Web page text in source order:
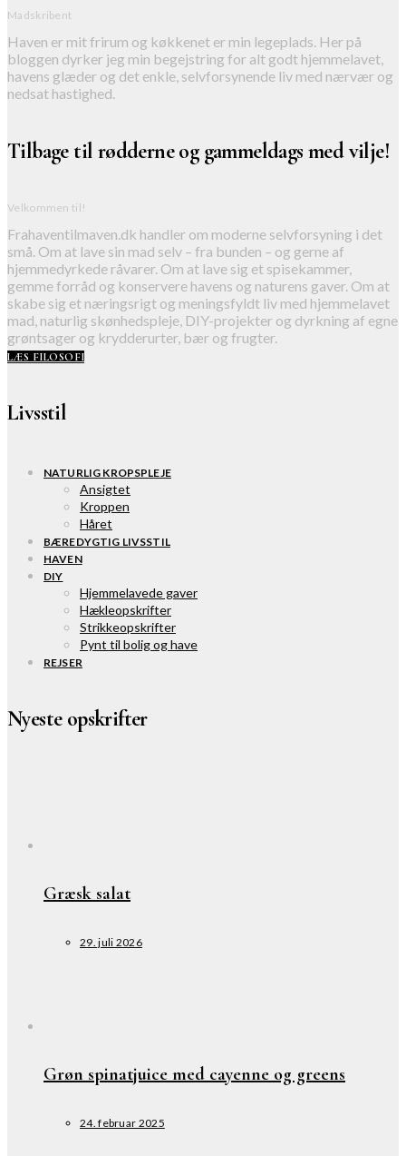
Madskribent
Haven er mit frirum og køkkenet er min legeplads. Her på
bloggen dyrker jeg min begejstring for alt godt hjemmelavet,
havens glæder og det enkle, selvforsynende liv med nærvær og
nedsat hastighed.
Tilbage til rødderne og gammeldags med vilje!
Velkommen til!
Frahaventilmaven.dk handler om moderne selvforsyning i det
små. Om at lave sin mad selv – fra bunden – og gerne af
hjemmedyrkede råvarer. Om at lave sig et spisekammer,
gemme forråd og konservere havens og naturens gaver. Om at
skabe sig et næringsrigt og meningsfyldt liv med hjemmelavet
mad, naturlig skønhedspleje, DIY-projekter og dyrkning af egne
grøntsager og krydderurter, bær og frugter.
LÆS FILOSOFI
Livsstil
NATURLIG KROPSPLEJE
Ansigtet
Kroppen
Håret
BÆREDYGTIG LIVSSTIL
HAVEN
DIY
Hjemmelavede gaver
Hækleopskrifter
Strikkeopskrifter
Pynt til bolig og have
REJSER
Nyeste opskrifter
Græsk salat
29. juli 2026
Grøn spinatjuice med cayenne og greens
24. februar 2025